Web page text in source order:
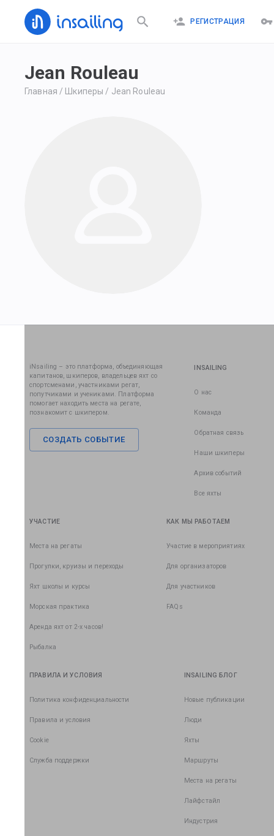
РЕГИСТРАЦИЯ
Jean Rouleau
Главная / Шкиперы / Jean Rouleau
iNsailing – это платформа, объединяющая
капитанов, шкиперов, владельцев яхт со
спортсменами, участниками регат,
попутчиками и учениками. Платформа
помогает находить места на регате,
познакомит с шкипером.
СОЗДАТЬ СОБЫТИЕ
INSAILING
О нас
Команда
Обратная связь
Наши шкиперы
Архив событий
Все яхты
УЧАСТИЕ
Места на регаты
Прогулки, круизы и переходы
Яхт школы и курсы
Морская практика
Аренда яхт от 2-х часов!
Рыбалка
КАК МЫ РАБОТАЕМ
Участие в мероприятиях
Для организаторов
Для участников
FAQs
ПРАВИЛА И УСЛОВИЯ
Политика конфиденциальности
Правила и условия
Cookie
Служба поддержки
INSAILING БЛОГ
Новые публикации
Люди
Яхты
Маршруты
Места на регаты
Лайфстайл
Индустрия